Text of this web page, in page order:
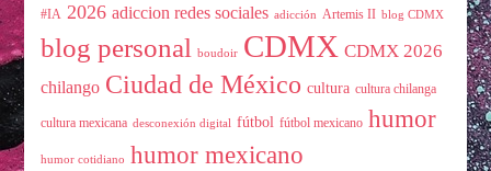
#IA 2026 adiccion redes sociales adicción Artemis II blog CDMX
blog personal boudoir CDMX CDMX 2026
chilango Ciudad de México cultura cultura chilanga
cultura mexicana desconexión digital fútbol fútbol mexicano humor
humor cotidiano humor mexicano